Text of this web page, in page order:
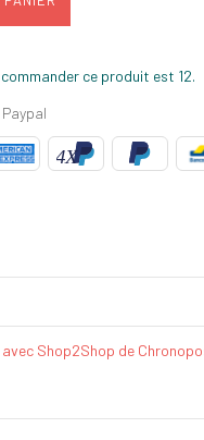
ce produit est 12.
Shop2Shop de